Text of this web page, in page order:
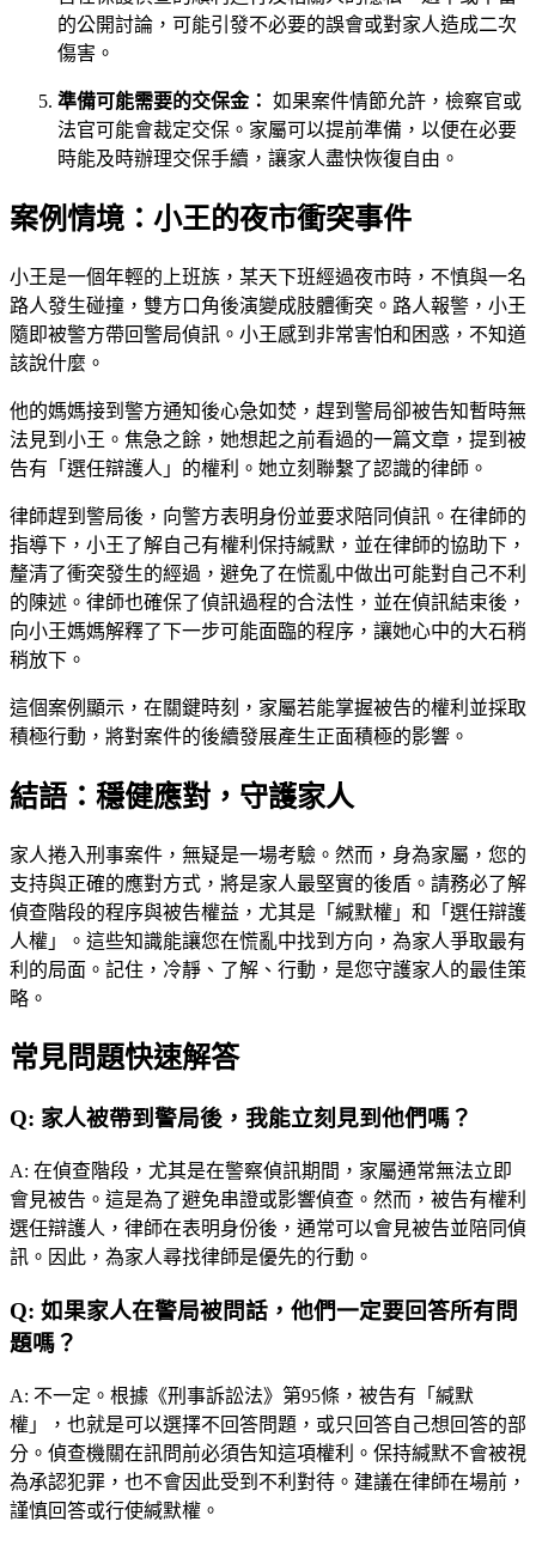
的公開討論，可能引發不必要的誤會或對家人造成二次
傷害。
準備可能需要的交保金： 如果案件情節允許，檢察官或
法官可能會裁定交保。家屬可以提前準備，以便在必要
時能及時辦理交保手續，讓家人盡快恢復自由。
案例情境：小王的夜市衝突事件
小王是一個年輕的上班族，某天下班經過夜市時，不慎與一名
路人發生碰撞，雙方口角後演變成肢體衝突。路人報警，小王
隨即被警方帶回警局偵訊。小王感到非常害怕和困惑，不知道
該說什麼。
他的媽媽接到警方通知後心急如焚，趕到警局卻被告知暫時無
法見到小王。焦急之餘，她想起之前看過的一篇文章，提到被
告有「選任辯護人」的權利。她立刻聯繫了認識的律師。
律師趕到警局後，向警方表明身份並要求陪同偵訊。在律師的
指導下，小王了解自己有權利保持緘默，並在律師的協助下，
釐清了衝突發生的經過，避免了在慌亂中做出可能對自己不利
的陳述。律師也確保了偵訊過程的合法性，並在偵訊結束後，
向小王媽媽解釋了下一步可能面臨的程序，讓她心中的大石稍
稍放下。
這個案例顯示，在關鍵時刻，家屬若能掌握被告的權利並採取
積極行動，將對案件的後續發展產生正面積極的影響。
結語：穩健應對，守護家人
家人捲入刑事案件，無疑是一場考驗。然而，身為家屬，您的
支持與正確的應對方式，將是家人最堅實的後盾。請務必了解
偵查階段的程序與被告權益，尤其是「緘默權」和「選任辯護
人權」。這些知識能讓您在慌亂中找到方向，為家人爭取最有
利的局面。記住，冷靜、了解、行動，是您守護家人的最佳策
略。
常見問題快速解答
Q: 家人被帶到警局後，我能立刻見到他們嗎？
A: 在偵查階段，尤其是在警察偵訊期間，家屬通常無法立即
會見被告。這是為了避免串證或影響偵查。然而，被告有權利
選任辯護人，律師在表明身份後，通常可以會見被告並陪同偵
訊。因此，為家人尋找律師是優先的行動。
Q: 如果家人在警局被問話，他們一定要回答所有問
題嗎？
A: 不一定。根據《刑事訴訟法》第95條，被告有「緘默
權」，也就是可以選擇不回答問題，或只回答自己想回答的部
分。偵查機關在訊問前必須告知這項權利。保持緘默不會被視
為承認犯罪，也不會因此受到不利對待。建議在律師在場前，
謹慎回答或行使緘默權。